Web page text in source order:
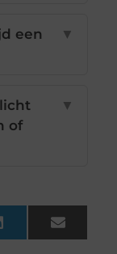
een
▼
of
▼
LinkedInEmail